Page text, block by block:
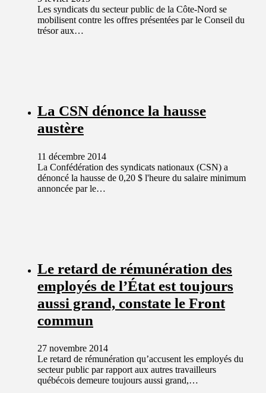
Les syndicats du secteur public de la Côte-Nord se
mobilisent contre les offres présentées par le Conseil du
trésor aux…
La CSN dénonce la hausse
austère
11 décembre 2014
La Confédération des syndicats nationaux (CSN) a
dénoncé la hausse de 0,20 $ l'heure du salaire minimum
annoncée par le…
Le retard de rémunération des
employés de l’État est toujours
aussi grand, constate le Front
commun
27 novembre 2014
Le retard de rémunération qu’accusent les employés du
secteur public par rapport aux autres travailleurs
québécois demeure toujours aussi grand,…